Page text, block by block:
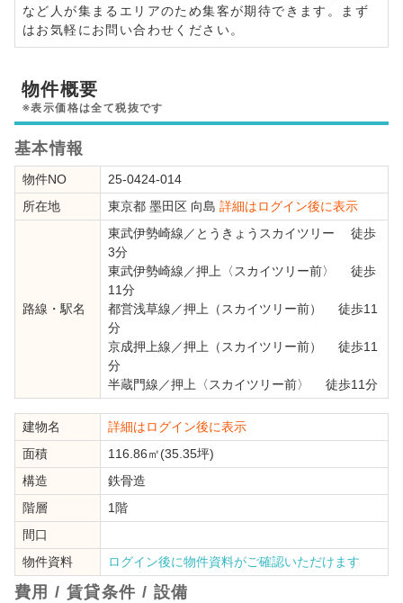
など人が集まるエリアのため集客が期待できます。まず
はお気軽にお問い合わせください。
物件概要
※表示価格は全て税抜です
基本情報
物件NO
25-0424-014
所在地
東京都 墨田区 向島 詳細はログイン後に表示
路線・駅名
東武伊勢崎線 ／ とうきょうスカイツリー 徒歩
3分
東武伊勢崎線 ／押上〈スカイツリー前〉
徒歩
11分
都営浅草線 ／押上（スカイツリー前）
徒歩11
分
京成押上線 ／押上（スカイツリー前）
徒歩11
分
半蔵門線 ／押上〈スカイツリー前〉 徒歩11分
建物名
詳細はログイン後に表示
面積
116.86㎡(35.35坪)
構造
鉄骨造
階層
1階
間口
物件資料
ログイン後に物件資料がご確認いただけます
費用 / 賃貸条件 / 設備